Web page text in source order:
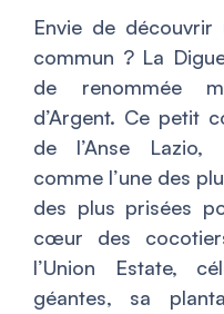
Envie de
commun ? La
de renommée
d’Argent. Ce petit
de l’Anse Lazio,
comme l’une des
des plus prisées
cœur des
l’Union Estate,
géantes, sa